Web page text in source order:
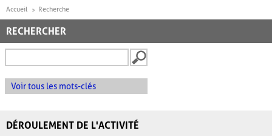
Accueil Recherche
RECHERCHER
Voir tous les mots-clés
DÉROULEMENT DE L'ACTIVITÉ